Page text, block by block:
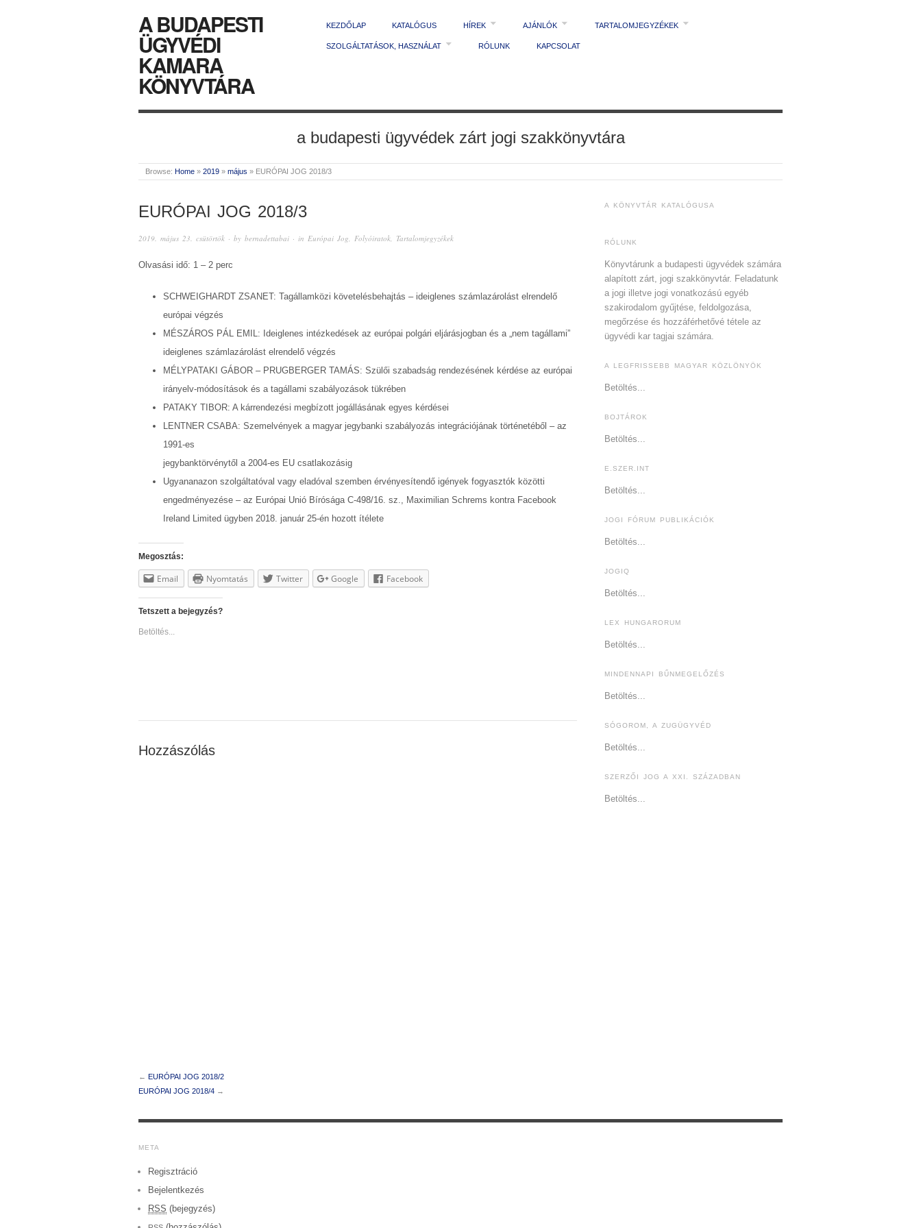
A BUDAPESTI
ÜGYVÉDI
KAMARA
KÖNYVTÁRA
KEZDŐLAP KATALÓGUS HÍREK AJÁNLÓK TARTALOMJEGYZÉKEK
SZOLGÁLTATÁSOK, HASZNÁLAT RÓLUNK KAPCSOLAT
a budapesti ügyvédek zárt jogi szakkönyvtára
Browse: Home » 2019 » május » EURÓPAI JOG 2018/3
EURÓPAI JOG 2018/3
2019. május 23. csütörtök · by bernadettabai · in Európai Jog, Folyóiratok, Tartalomjegyzékek
Olvasási idő: 1 – 2 perc
SCHWEIGHARDT ZSANET: Tagállamközi követelésbehajtás – ideiglenes számlazárolást elrendelő
európai végzés
MÉSZÁROS PÁL EMIL: Ideiglenes intézkedések az európai polgári eljárásjogban és a „nem tagállami”
ideiglenes számlazárolást elrendelő végzés
MÉLYPATAKI GÁBOR – PRUGBERGER TAMÁS: Szülői szabadság rendezésének kérdése az európai
irányelv-módosítások és a tagállami szabályozások tükrében
PATAKY TIBOR: A kárrendezési megbízott jogállásának egyes kérdései
LENTNER CSABA: Szemelvények a magyar jegybanki szabályozás integrációjának történetéből – az
1991-es
jegybanktörvénytől a 2004-es EU csatlakozásig
Ugyananazon szolgáltatóval vagy eladóval szemben érvényesítendő igények fogyasztók közötti
engedményezése – az Európai Unió Bírósága C-498/16. sz., Maximilian Schrems kontra Facebook
Ireland Limited ügyben 2018. január 25-én hozott ítélete
Megosztás:
Email Nyomtatás Twitter Google Facebook
Tetszett a bejegyzés?
Betöltés...
Hozzászólás
← EURÓPAI JOG 2018/2
EURÓPAI JOG 2018/4 →
A KÖNYVTÁR KATALÓGUSA
RÓLUNK
Könyvtárunk a budapesti ügyvédek számára
alapított zárt, jogi szakkönyvtár. Feladatunk
a jogi illetve jogi vonatkozású egyéb
szakirodalom gyűjtése, feldolgozása,
megőrzése és hozzáférhetővé tétele az
ügyvédi kar tagjai számára.
A LEGFRISSEBB MAGYAR KÖZLÖNYÖK
Betöltés...
BOJTÁROK
Betöltés...
E.SZER.INT
Betöltés...
JOGI FÓRUM PUBLIKÁCIÓK
Betöltés...
JOGIQ
Betöltés...
LEX HUNGARORUM
Betöltés...
MINDENNAPI BŰNMEGELŐZÉS
Betöltés...
SÓGOROM, A ZUGÜGYVÉD
Betöltés...
SZERZŐI JOG A XXI. SZÁZADBAN
Betöltés...
META
Regisztráció
Bejelentkezés
RSS (bejegyzés)